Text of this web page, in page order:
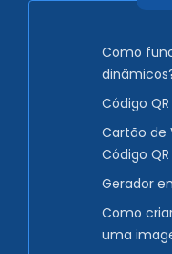
Como
Código QR
Cartão de
Código QR
Gerador
Como
uma